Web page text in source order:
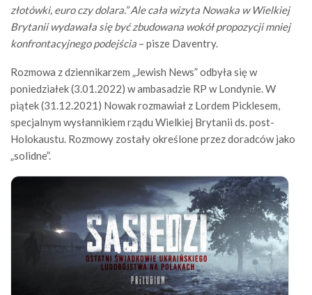
złotówki, euro czy dolara.” Ale cała wizyta Nowaka w Wielkiej
Brytanii wydawała się być zbudowana wokół propozycji mniej
konfrontacyjnego podejścia – pisze Daventry.
Rozmowa z dziennikarzem „Jewish News” odbyła się w
poniedziałek (3.01.2022) w ambasadzie RP w Londynie. W
piątek (31.12.2021) Nowak rozmawiał z Lordem Picklesem,
specjalnym wysłannikiem rządu Wielkiej Brytanii ds. post-
Holokaustu. Rozmowy zostały określone przez doradców jako
„solidne”.